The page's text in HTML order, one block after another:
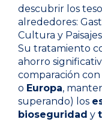
descubrir los
alrededores:
Cultura y
Su tratamiento
ahorro
comparación con
o Europa,
superando) los
bioseguridad y